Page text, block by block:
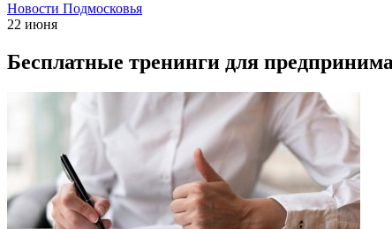
Новости Подмосковья
22 июня
Бесплатные тренинги для